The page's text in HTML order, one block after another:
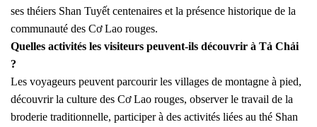
ses théiers Shan Tuyết centenaires et la présence historique de la
communauté des Cơ Lao rouges.
Quelles activités les visiteurs peuvent-ils découvrir à Tả Chải
?
Les voyageurs peuvent parcourir les villages de montagne à pied,
découvrir la culture des Cơ Lao rouges, observer le travail de la
broderie traditionnelle, participer à des activités liées au thé Shan